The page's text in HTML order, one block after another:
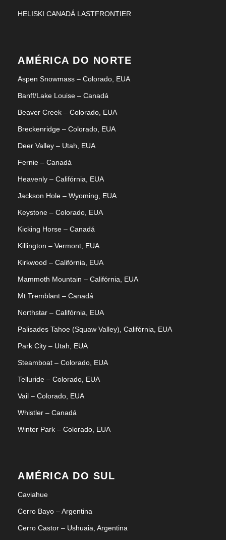
HELISKI CANADÁ LASTFRONTIER
AMÉRICA DO NORTE
Aspen Snowmass – Colorado, EUA
Banff/Lake Louise – Canadá
Beaver Creek – Colorado, EUA
Breckenridge – Colorado, EUA
Deer Valley – Utah, EUA
Fernie – Canadá
Heavenly – Califórnia, EUA
Jackson Hole – Wyoming, EUA
Keystone – Colorado, EUA
Kicking Horse – Canadá
Killington – Vermont, EUA
Kirkwood – Califórnia, EUA
Mammoth Mountain – Califórnia, EUA
Mt Tremblant – Canadá
Northstar – Califórnia, EUA
Palisades Tahoe (Squaw Valley), Califórnia, EUA
Park City – Utah, EUA
Steamboat – Colorado, EUA
Telluride – Colorado, EUA
Vail – Colorado, EUA
Whistler – Canadá
Winter Park – Colorado, EUA
AMÉRICA DO SUL
Caviahue
Cerro Bayo – Argentina
Cerro Castor – Ushuaia, Argentina